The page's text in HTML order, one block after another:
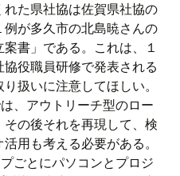
た県社協は佐賀県社協の
が多久市の北島暁さんの
案書」である。これは、１
役職員研修で発表される
扱いに注意してほしい。
、アウトリーチ型のロー
の後それを再現して、検
用も考える必要がある。
ごとにパソコンとプロジ